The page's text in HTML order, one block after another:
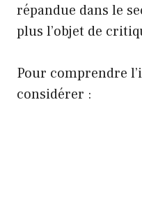
répandue dans le
plus l’objet de
Pour comprendre
considérer :